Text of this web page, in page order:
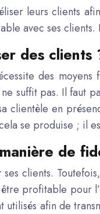
leurs clients
avec ses
des clients
des
suffit pas. Il faut
en
se produise ; il
de
clients.
profitable pour
afin de